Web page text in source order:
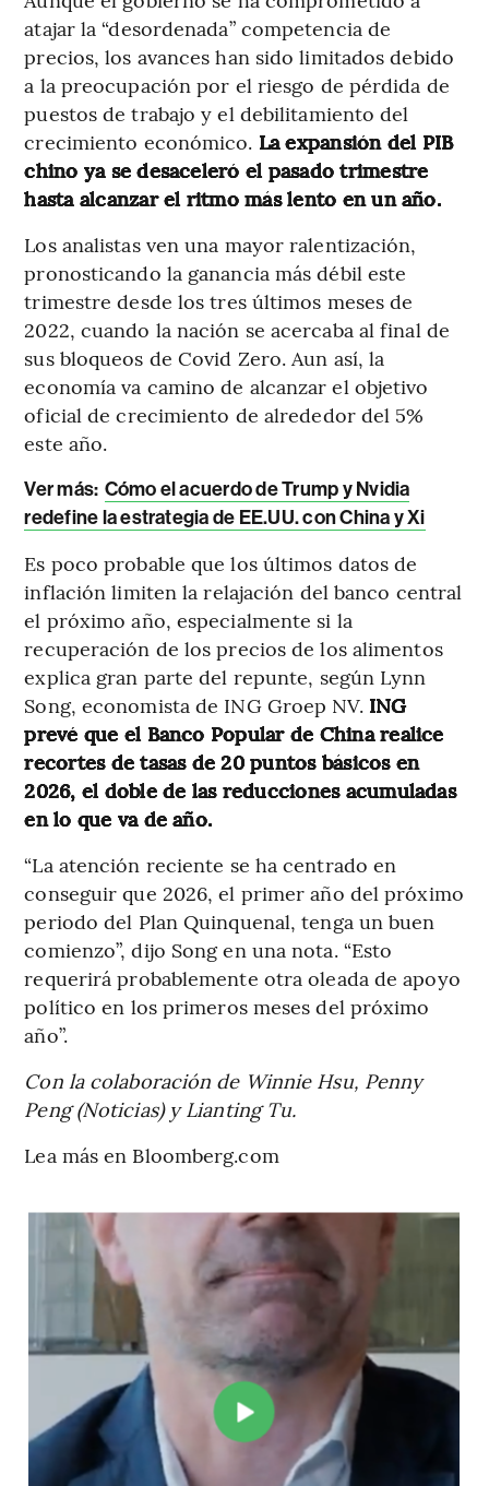
atajar la “desordenada” competencia de
precios, los avances han sido limitados debido
a la preocupación por el riesgo de pérdida de
puestos de trabajo y el debilitamiento del
crecimiento económico. La expansión del PIB
chino ya se desaceleró el pasado trimestre
hasta alcanzar el ritmo más lento en un año.
Los analistas ven una mayor ralentización,
pronosticando la ganancia más débil este
trimestre desde los tres últimos meses de
2022, cuando la nación se acercaba al final de
sus bloqueos de Covid Zero. Aun así, la
economía va camino de alcanzar el objetivo
oficial de crecimiento de alrededor del 5%
este año.
Ver más: Cómo el acuerdo de Trump y Nvidia
redefine la estrategia de EE.UU. con China y Xi
Es poco probable que los últimos datos de
inflación limiten la relajación del banco central
el próximo año, especialmente si la
recuperación de los precios de los alimentos
explica gran parte del repunte, según Lynn
Song, economista de ING Groep NV. ING
prevé que el Banco Popular de China realice
recortes de tasas de 20 puntos básicos en
2026, el doble de las reducciones acumuladas
en lo que va de año.
“La atención reciente se ha centrado en
conseguir que 2026, el primer año del próximo
periodo del Plan Quinquenal, tenga un buen
comienzo”, dijo Song en una nota. “Esto
requerirá probablemente otra oleada de apoyo
político en los primeros meses del próximo
año”.
Con la colaboración de Winnie Hsu, Penny
Peng (Noticias) y Lianting Tu.
Lea más en Bloomberg.com